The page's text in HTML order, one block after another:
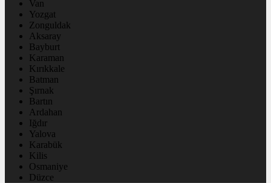
Van
Yozgat
Zonguldak
Aksaray
Bayburt
Karaman
Kırıkkale
Batman
Şırnak
Bartın
Ardahan
Iğdır
Yalova
Karabük
Kilis
Osmaniye
Düzce